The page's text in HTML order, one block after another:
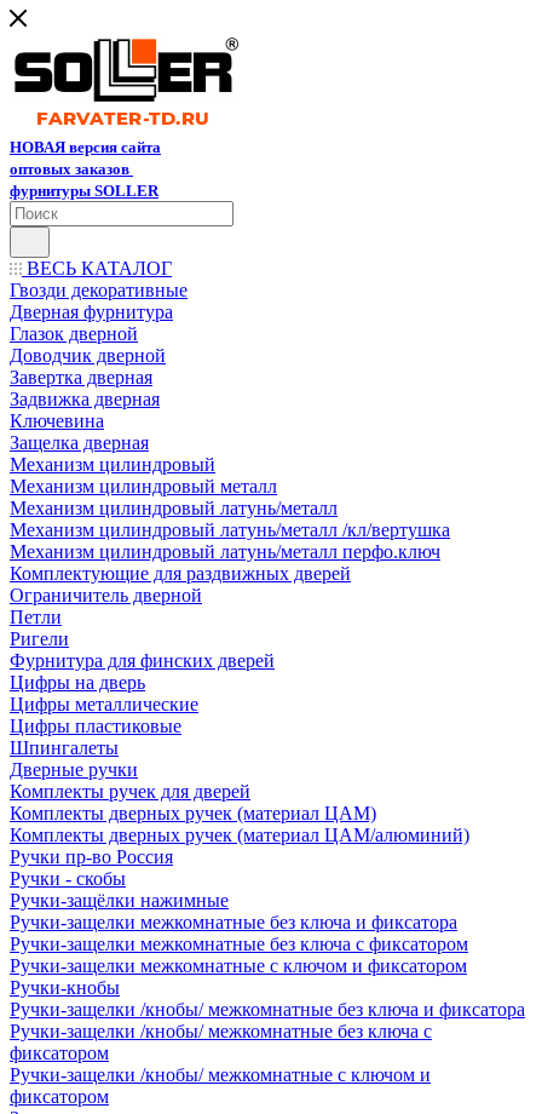
НОВАЯ версия сайта
оптовых заказов
фурнитуры SOLLER
ВЕСЬ КАТАЛОГ
Гвозди декоративные
Дверная фурнитура
Глазок дверной
Доводчик дверной
Завертка дверная
Задвижка дверная
Ключевина
Защелка дверная
Механизм цилиндровый
Механизм цилиндровый металл
Механизм цилиндровый латунь/металл
Механизм цилиндровый латунь/металл /кл/вертушка
Механизм цилиндровый латунь/металл перфо.ключ
Комплектующие для раздвижных дверей
Ограничитель дверной
Петли
Ригели
Фурнитура для финских дверей
Цифры на дверь
Цифры металлические
Цифры пластиковые
Шпингалеты
Дверные ручки
Комплекты ручек для дверей
Комплекты дверных ручек (материал ЦАМ)
Комплекты дверных ручек (материал ЦАМ/алюминий)
Ручки пр-во Россия
Ручки - скобы
Ручки-защёлки нажимные
Ручки-защелки межкомнатные без ключа и фиксатора
Ручки-защелки межкомнатные без ключа с фиксатором
Ручки-защелки межкомнатные с ключом и фиксатором
Ручки-кнобы
Ручки-защелки /кнобы/ межкомнатные без ключа и фиксатора
Ручки-защелки /кнобы/ межкомнатные без ключа с
фиксатором
Ручки-защелки /кнобы/ межкомнатные с ключом и
фиксатором